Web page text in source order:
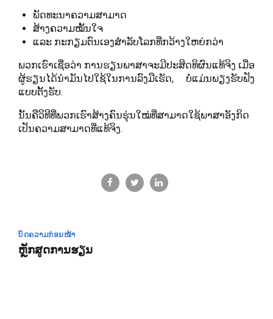
ພັດທະນາຄວາມສາມາດ
ສ້າງຄວາມໝັ້ນໃຈ
ແລະ ກະກຽມຕົນເອງສຳລັບໂລກທີ່ກວ້າງໃຫຍ່ກວ່າ
ພວກເຮົາເຊື່ອວ່າ ການຮຽນພາສາຈະມີປະສິດທິຜົນແທ້ຈິງ ເມື່ອ
ຜູ້ຮຽນໄດ້ນຳມັນໄປໃຊ້ໃນການລົງມືເຮັດ, ບໍ່ແມ່ນພຽງຮັບຟັງ
ແບບຕັ້ງຮັບ.
ນັ້ນຄືວິທີທີ່ພວກເຮົາສ້າງຄົນຮຸ່ນໃໝ່ທີ່ສາມາດໃຊ້ພາສາອັງກິດ
ເປັນຄວາມສາມາດທີ່ແທ້ຈິງ.
ບົດຄວາມກ່ອນໜ້າ
ຫຼັກສູດການຮຽນ